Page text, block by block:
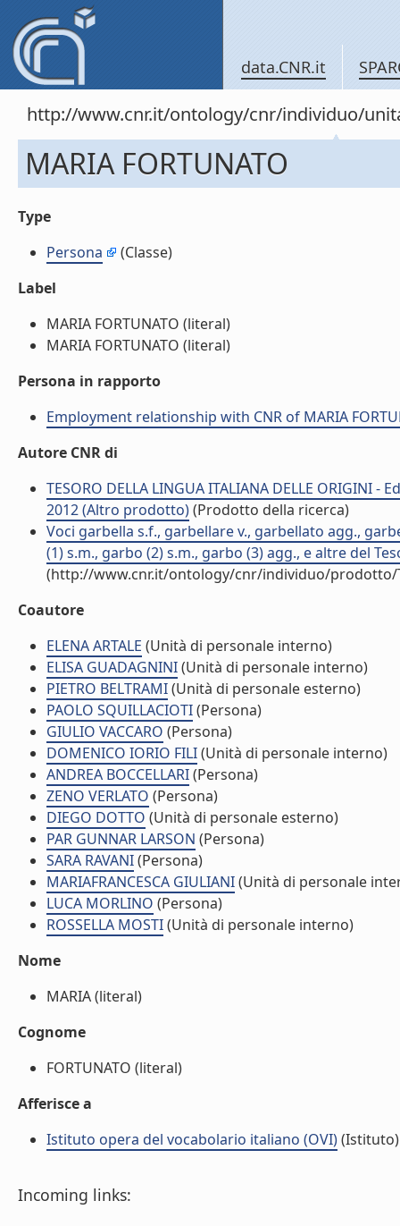
data.CNR.it
http://www.cnr.it/ontology/cnr/individuo/
MARIA FORTUNATO
Type
Persona
(Classe)
Label
MARIA FORTUNATO (literal)
MARIA FORTUNATO (literal)
Persona in rapporto
Employment relationship with CNR of MARIA
Autore CNR di
TESORO DELLA LINGUA ITALIANA DELLE ORIGINI
2012 (Altro prodotto)(Prodotto della ricerca)
Voci garbella s.f., garbellare v., garbellato agg.,
(1) s.m., garbo (2) s.m., garbo (3) agg., e altre del
(http://www.cnr.it/ontology/cnr/individuo/prodotto/
Coautore
ELENA ARTALE (Unità di personale interno)
ELISA GUADAGNINI(Unità di personale interno)
PIETRO BELTRAMI(Unità di personale esterno)
PAOLO SQUILLACIOTI(Persona)
GIULIO VACCARO (Persona)
DOMENICO IORIO FILI(Unità di personale interno)
ANDREA BOCCELLARI(Persona)
ZENO VERLATO (Persona)
DIEGO DOTTO (Unità di personale esterno)
PAR GUNNAR LARSON (Persona)
SARA RAVANI(Persona)
MARIAFRANCESCA GIULIANI(Unità di personale
LUCA MORLINO (Persona)
ROSSELLA MOSTI(Unità di personale interno)
Nome
MARIA (literal)
Cognome
FORTUNATO (literal)
Afferisce a
Istituto opera del vocabolario italiano (OVI)(Istituto)
Incoming links: